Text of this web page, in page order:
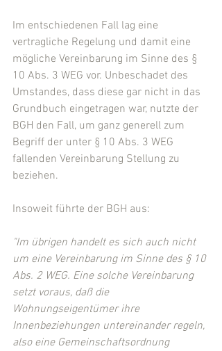
Im entschiedenen Fall lag eine
vertragliche Regelung und damit eine
mögliche Vereinbarung im Sinne des §
10 Abs. 3 WEG vor. Unbeschadet des
Umstandes, dass diese gar nicht in das
Grundbuch eingetragen war, nutzte der
BGH den Fall, um ganz generell zum
Begriff der unter § 10 Abs. 3 WEG
fallenden Vereinbarung Stellung zu
beziehen.
Insoweit führte der BGH aus:
"Im übrigen handelt es sich auch nicht
um eine Vereinbarung im Sinne des § 10
Abs. 2 WEG. Eine solche Vereinbarung
setzt voraus, daß die
Wohnungseigentümer ihre
Innenbeziehungen untereinander regeln,
also eine Gemeinschaftsordnung